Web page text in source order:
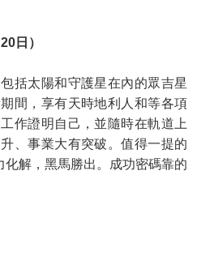
日）
括太陽和守護星在內的眾吉星
間，享有天時地利人和等各項
作證明自己，並隨時在軌道上
、事業大有突破。值得一提的
解，黑馬勝出。成功密碼靠的